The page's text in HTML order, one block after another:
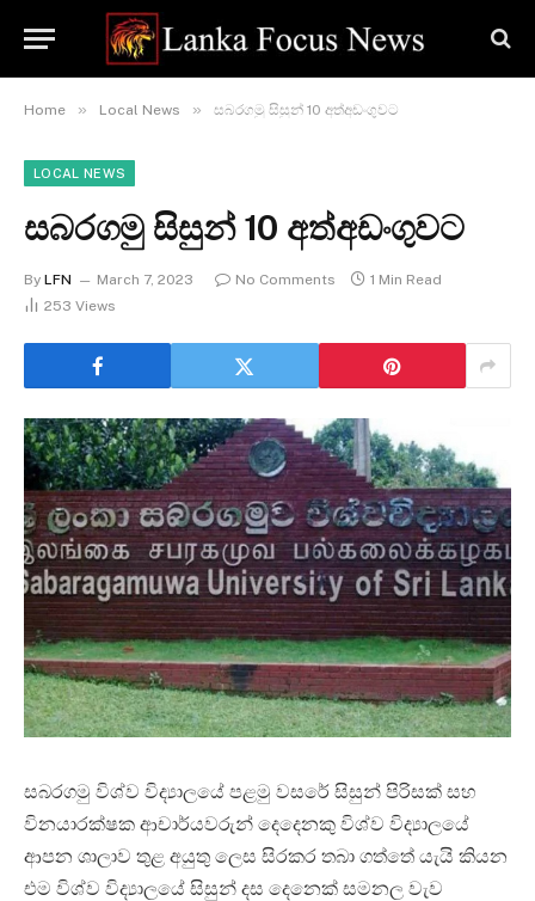
Home » Local News » සබරගමු සිසුන් 10 අත්අඩංගුවට
LOCAL NEWS
සබරගමු සිසුන් 10 අත්අඩංගුවට
By LFN March 7, 2023 No Comments
1 Min Read
253 Views
සබරගමු විශ්ව විද්‍යාලයේ පළමු වසරේ සිසුන් පිරිසක් සහ
විනයාරක්ෂක ආචාර්යවරුන් දෙදෙනකු විශ්ව විද්‍යාලයේ
ආපන ශාලාව තුළ අයුතු ලෙස සිරකර තබා ගත්තේ යැයි කියන
එම විශ්ව විද්‍යාලයේ සිසුන් දස දෙනෙක් සමනල වැව